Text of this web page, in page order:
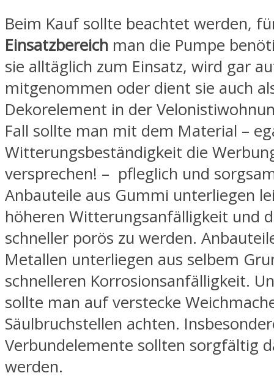
Beim Kauf sollte beachtet werden,
Einsatzbereich man die Pumpe
sie alltäglich zum Einsatz, wird gar
mitgenommen oder dient sie auch
Dekorelement in der
Fall sollte man mit dem Material –
Witterungsbeständigkeit die
versprechen! – pfleglich und
Anbauteile aus Gummi unterliegen
höheren Witterungsanfälligkeit und
schneller porös zu werden.
Metallen unterliegen aus selbem
schnelleren Korrosionsanfälligkeit.
sollte man auf verstecke
Säulbruchstellen achten.
Verbundelemente sollten sorgfältig
werden.